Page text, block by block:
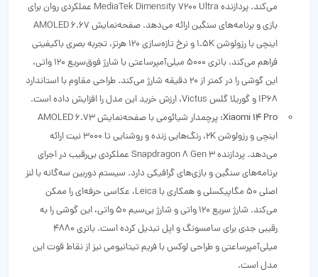
می‌کند. پردازنده MediaTek Dimensity 7200 Ultra عملکردی روان برای
بازی و برنامه‌های سنگین ارائه می‌دهد. صفحه‌نمایش AMOLED 6.67
اینچی با رزولوشن 1.5K و نرخ تازه‌سازی 120 هرتز، تجربه بصری باکیفیتی
فراهم می‌کند. باتری 5000 میلی‌آمپرساعتی با شارژ فوق‌سریع 120 واتی،
این گوشی را در کمتر از 20 دقیقه شارژ می‌کند. طراحی مقاوم با استاندارد
IP68 و گوریلا گلس Victus، ارزش خرید این مدل را افزایش داده است.
Xiaomi 14 Pro:
پرچمدار شیائومی با صفحه‌نمایش AMOLED 6.73
اینچی و رزولوشن 2K، رنگ‌هایی زنده و روشنایی تا 3000 نیت ارائه
می‌دهد. پردازنده Snapdragon 8 Gen 3 عملکردی بی‌رقیب در اجرای
برنامه‌های سنگین و بازی‌های گرافیکی دارد. سیستم دوربین سه‌گانه با لنز
اصلی 50 مگاپیکسلی و همکاری با Leica، عکاسی حرفه‌ای را ممکن
می‌کند. شارژ سریع 120 واتی و شارژ بی‌سیم 50 واتی، این گوشی را به
رقیبی جدی برای سامسونگ و اپل تبدیل کرده است. باتری 4880
میلی‌آمپرساعتی و طراحی لوکس با فریم تیتانیومی نیز از نقاط قوت این
مدل است.